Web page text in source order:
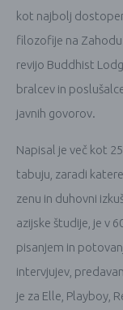
kot najbolj
filozofije na
revijo Buddhist
bralcev in
javnih govorov.
Napisal je več kot
tabuju, zaradi
zenu in duhovni
azijske študije, je v
pisanjem in
intervjujev,
je za Elle, Playboy,